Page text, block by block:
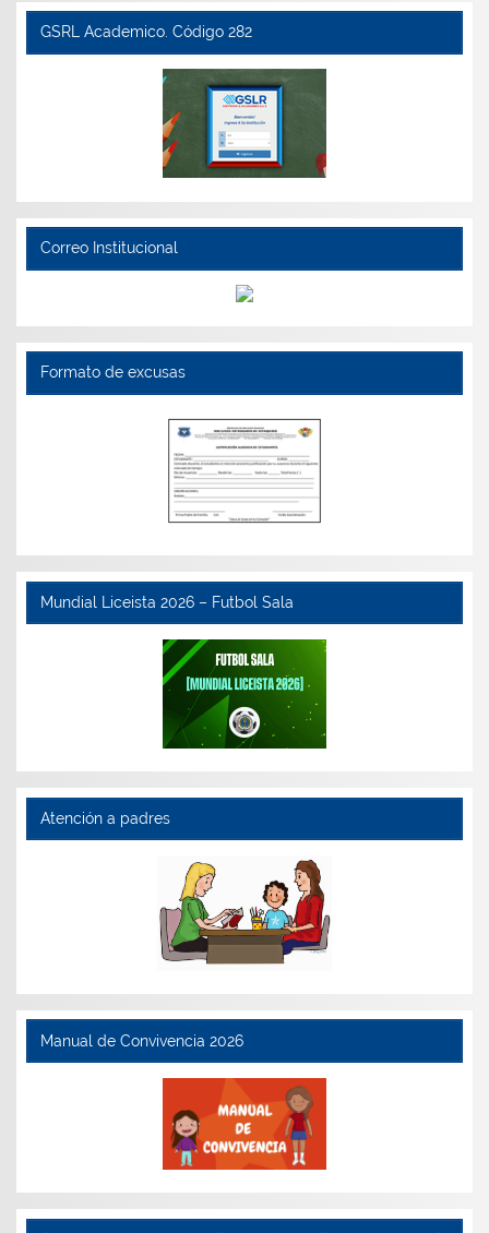
GSRL Academico. Código 282
Correo Institucional
Formato de excusas
Mundial Liceista 2026 – Futbol Sala
Atención a padres
Manual de Convivencia 2026